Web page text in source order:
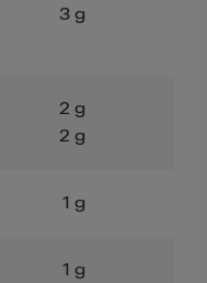
3 g
2 g
2 g
1 g
1 g